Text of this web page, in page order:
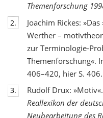
Themenforschung
2.
Joachim Rickes:
Werther –
zur Terminologie-
Themenforschung«.
406–420, hier S. 406.
3.
Rudolf Drux:
Reallexikon der
Neubearbeitung des